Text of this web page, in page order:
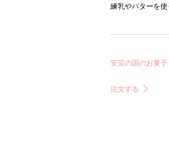
練乳やバターを使
安芸の国のお菓子
注文する